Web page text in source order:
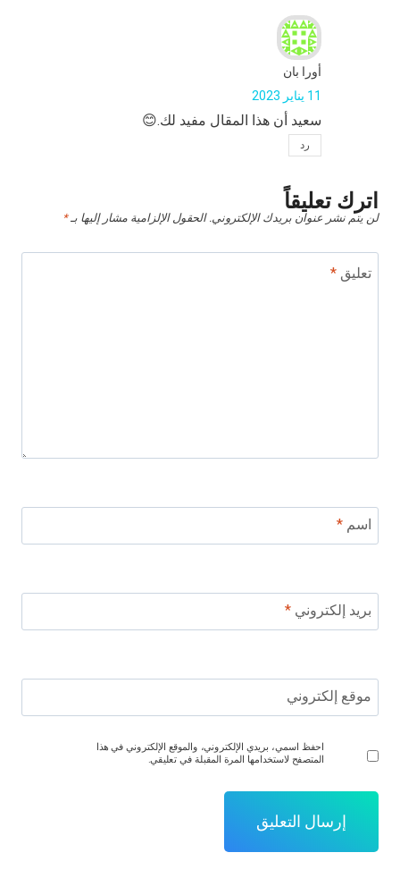
أورا بان
11 يناير 2023
سعيد أن هذا المقال مفيد لك.😊
رد
اترك تعليقاً
لن يتم نشر عنوان بريدك الإلكتروني. الحقول الإلزامية مشار إليها بـ*
تعليق *
اسم *
بريد إلكتروني *
موقع إلكتروني
احفظ اسمي، بريدي الإلكتروني، والموقع الإلكتروني في هذا
المتصفح لاستخدامها المرة المقبلة في تعليقي.